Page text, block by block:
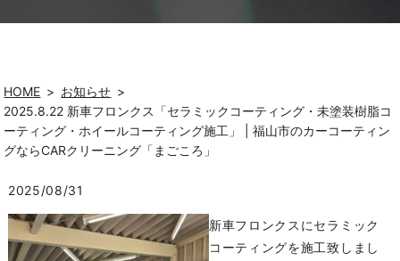
HOME
お知らせ
2025.8.22 新車フロンクス「セラミックコーティング・未塗装樹脂コ
ーティング・ホイールコーティング施工」 | 福山市のカーコーティン
グならCARクリーニング「まごころ」
2025/08/31
新車フロンクスにセラミック
コーティングを施工致しまし